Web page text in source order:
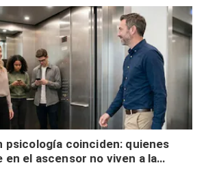
psicología coinciden: quienes
en el ascensor no viven a la
apertura social